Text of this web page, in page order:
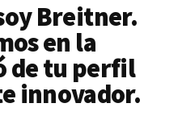
Breitner.
en la
de tu perfil
innovador.